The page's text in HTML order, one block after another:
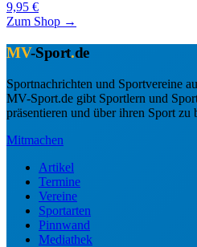
9,95 €
Zum Shop →
MV-Sport.de
Sportnachrichten und Sportvereine
MV-Sport.de gibt Sportlern und
präsentieren und über ihren Sport zu
Mitmachen
Artikel
Termine
Vereine
Sportarten
Pinnwand
Mediathek